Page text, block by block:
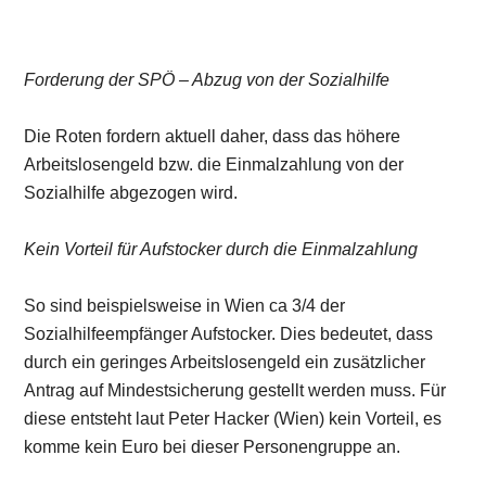
Forderung der SPÖ – Abzug von der Sozialhilfe
Die Roten fordern aktuell daher, dass das höhere
Arbeitslosengeld bzw. die Einmalzahlung von der
Sozialhilfe abgezogen wird.
Kein Vorteil für Aufstocker durch die Einmalzahlung
So sind beispielsweise in Wien ca 3/4 der
Sozialhilfeempfänger Aufstocker. Dies bedeutet, dass
durch ein geringes Arbeitslosengeld ein zusätzlicher
Antrag auf Mindestsicherung gestellt werden muss. Für
diese entsteht laut Peter Hacker (Wien) kein Vorteil, es
komme kein Euro bei dieser Personengruppe an.